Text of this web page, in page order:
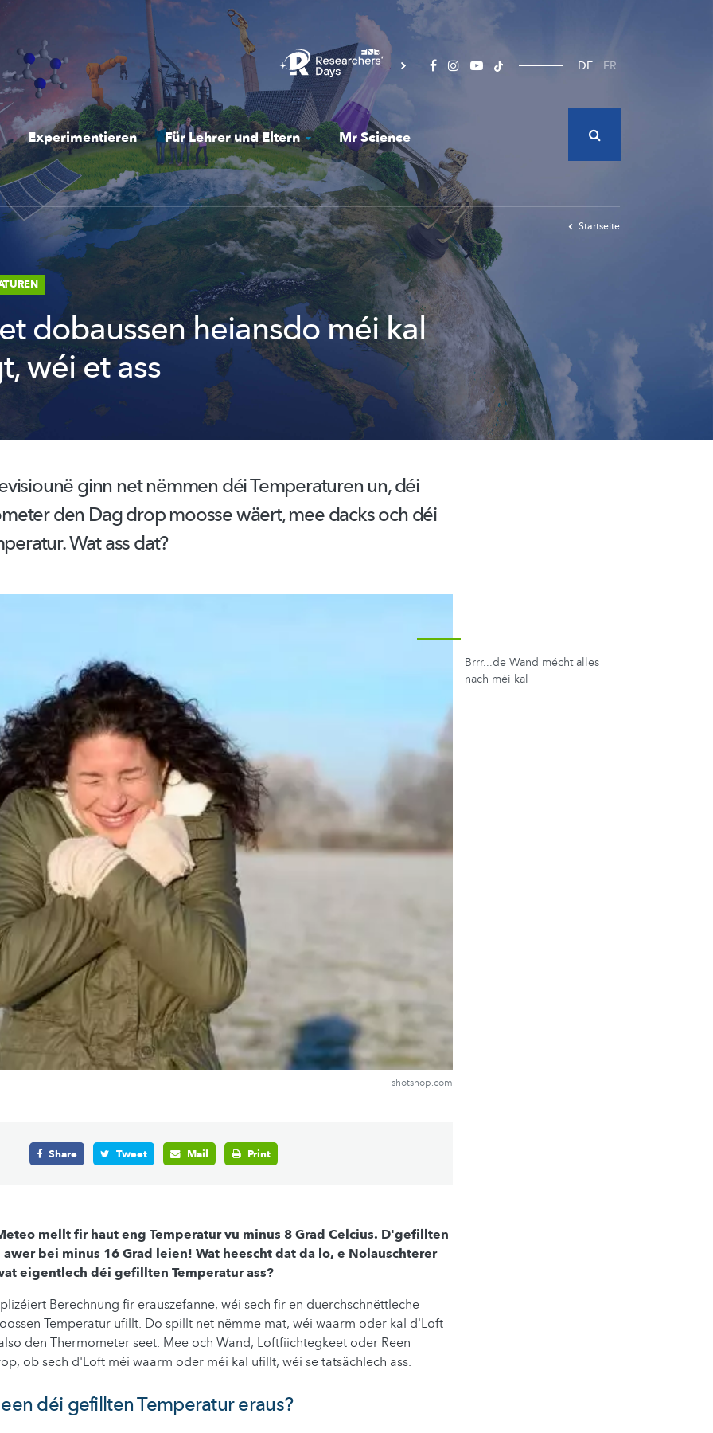
DE FR
Experimentieren Für Lehrer und Eltern Mr Science
Startseite
dobaussen heiansdo méi kal
wéi et ass
ginn net nëmmen déi Temperaturen un, déi
den Dag drop moosse wäert, mee dacks och déi
Wat ass dat?
shotshop.com
Brrr...de Wand mécht alles
nach méi kal
Share Tweet Mail Print
mellt fir haut eng Temperatur vu minus 8 Grad Celcius. D'gefillten
bei minus 16 Grad leien! Wat heescht dat da lo, e Nolauschterer
eigentlech déi gefillten Temperatur ass?
Berechnung fir erauszefanne, wéi sech fir en duerchschnëttleche
Temperatur ufillt. Do spillt net nëmme mat, wéi waarm oder kal d'Loft
den Thermometer seet. Mee och Wand, Loftfiichtegkeet oder Reen
ob sech d'Loft méi waarm oder méi kal ufillt, wéi se tatsächlech ass.
déi gefillten Temperatur eraus?